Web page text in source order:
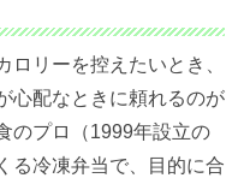
リーを控えたいとき、
心配なときに頼れるのが
のプロ（1999年設立の
る冷凍弁当で、目的に合